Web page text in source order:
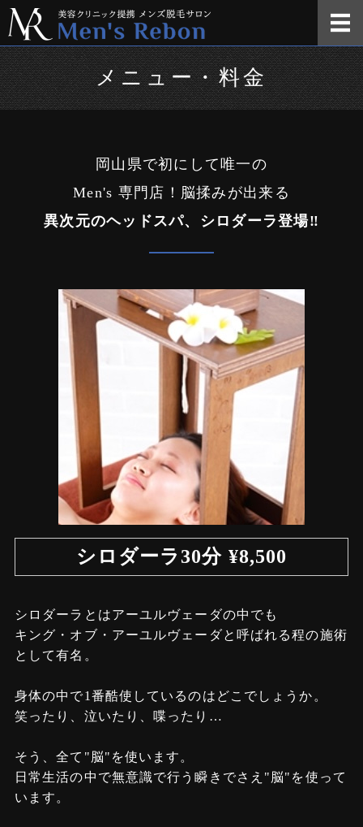
岡⼭県瀬⼾
ホーム
メニュー・料金
店舗概要
お問い合わせ
メニュー・料金
岡山県で初にして唯一の
Men's 専門店！脳揉みが出来る
異次元のヘッドスパ、シロダーラ登場‼️
シロダーラ30分 ¥8,500
シロダーラとはアーユルヴェーダの中でも
キング・オブ・アーユルヴェーダと呼ばれる程の施術
として有名。
身体の中で1番酷使しているのはどこでしょうか。
笑ったり、泣いたり、喋ったり…
そう、全て"脳"を使います。
日常生活の中で無意識で行う瞬きでさえ"脳"を使って
います。